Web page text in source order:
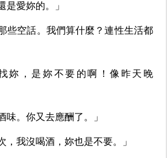
是愛妳的。」
些空話。我們算什麼？連性生活都
妳，是妳不要的啊！像昨天晚
味。你又去應酬了。」
，我沒喝酒，妳也是不要。」